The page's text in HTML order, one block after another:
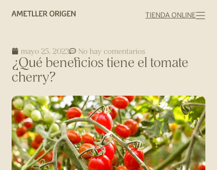
TIENDA ONLINE
mayo 25, 2023 No hay comentarios
¿Qué beneficios tiene el tomate
cherry?